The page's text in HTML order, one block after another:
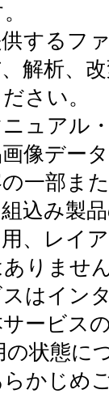
するフ
解析、
さい。
ュアル
像デー
一部ま
込み製
、レイ
りませ
はイン
ービス
の状態に
かじめ